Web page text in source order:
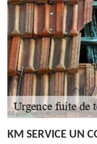
KM SERVICE UN